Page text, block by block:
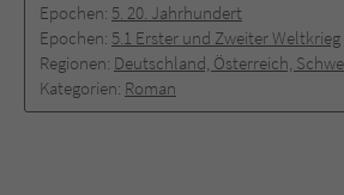
Epochen: 5. 20. Jahrhundert
Epochen: 5.1 Erster und Zweiter Weltkrieg
Regionen: Deutschland, Österreich,
Kategorien: Roman